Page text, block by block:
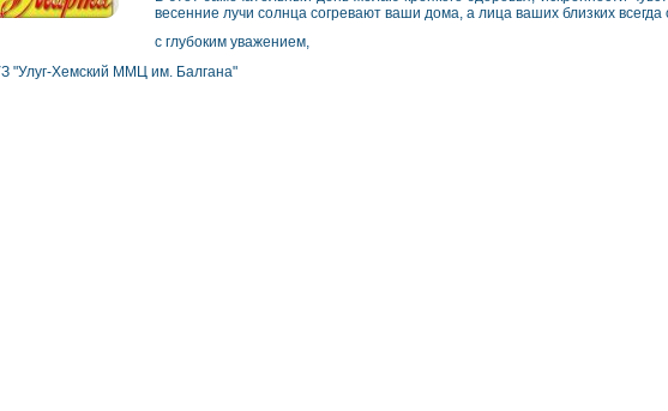
весенние лучи солнца согревают ваши дома, а лица ваших близких всегда
с глубоким уважением,
"Улуг-Хемский ММЦ им. Балгана"